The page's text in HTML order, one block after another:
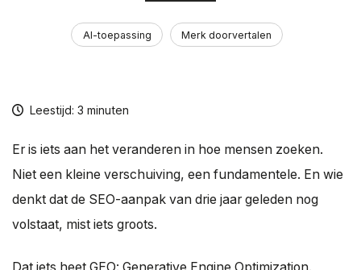
Ons werkAI-toepassing Merk doorvertalen
Leestijd: 3 minuten
Er is iets aan het veranderen in hoe mensen zoeken.
Niet een kleine verschuiving, een fundamentele. En wie
denkt dat de SEO-aanpak van drie jaar geleden nog
volstaat, mist iets groots.